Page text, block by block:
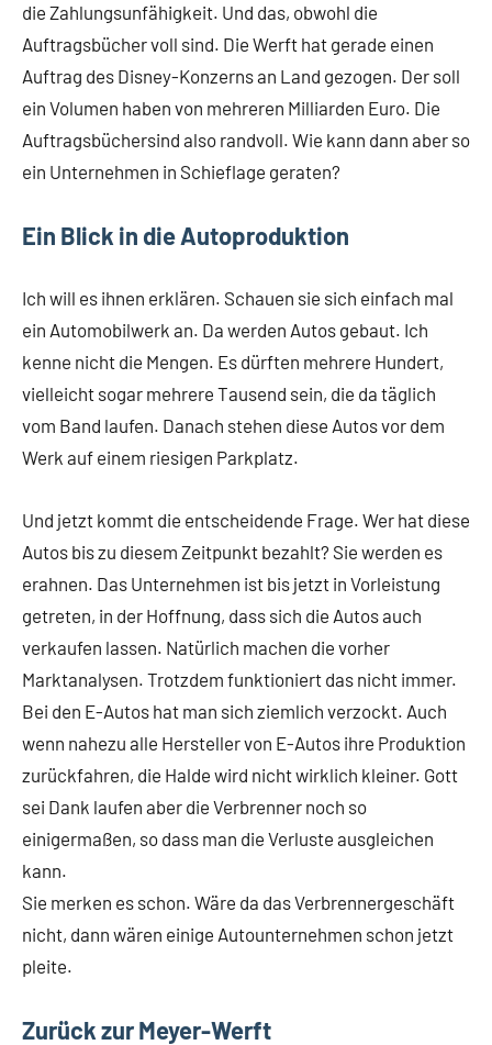
die Zahlungsunfähigkeit. Und das, obwohl die
Auftragsbücher voll sind. Die Werft hat gerade einen
Auftrag des Disney-Konzerns an Land gezogen. Der soll
ein Volumen haben von mehreren Milliarden Euro. Die
Auftragsbüchersind also randvoll. Wie kann dann aber so
ein Unternehmen in Schieflage geraten?
Ein Blick in die Autoproduktion
Ich will es ihnen erklären. Schauen sie sich einfach mal
ein Automobilwerk an. Da werden Autos gebaut. Ich
kenne nicht die Mengen. Es dürften mehrere Hundert,
vielleicht sogar mehrere Tausend sein, die da täglich
vom Band laufen. Danach stehen diese Autos vor dem
Werk auf einem riesigen Parkplatz.
Und jetzt kommt die entscheidende Frage. Wer hat diese
Autos bis zu diesem Zeitpunkt bezahlt? Sie werden es
erahnen. Das Unternehmen ist bis jetzt in Vorleistung
getreten, in der Hoffnung, dass sich die Autos auch
verkaufen lassen. Natürlich machen die vorher
Marktanalysen. Trotzdem funktioniert das nicht immer.
Bei den E-Autos hat man sich ziemlich verzockt. Auch
wenn nahezu alle Hersteller von E-Autos ihre Produktion
zurückfahren, die Halde wird nicht wirklich kleiner. Gott
sei Dank laufen aber die Verbrenner noch so
einigermaßen, so dass man die Verluste ausgleichen
kann.
Sie merken es schon. Wäre da das Verbrennergeschäft
nicht, dann wären einige Autounternehmen schon jetzt
pleite.
Zurück zur Meyer-Werft